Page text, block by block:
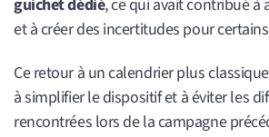
guichet dédié, ce qui avait contribué à
et à créer des incertitudes pour
Ce retour à un calendrier plus
à simplifier le dispositif et à éviter les
rencontrées lors de la campagne